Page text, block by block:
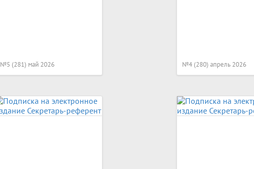
№5 (281) май 2026 №4 (280) апрель 2026